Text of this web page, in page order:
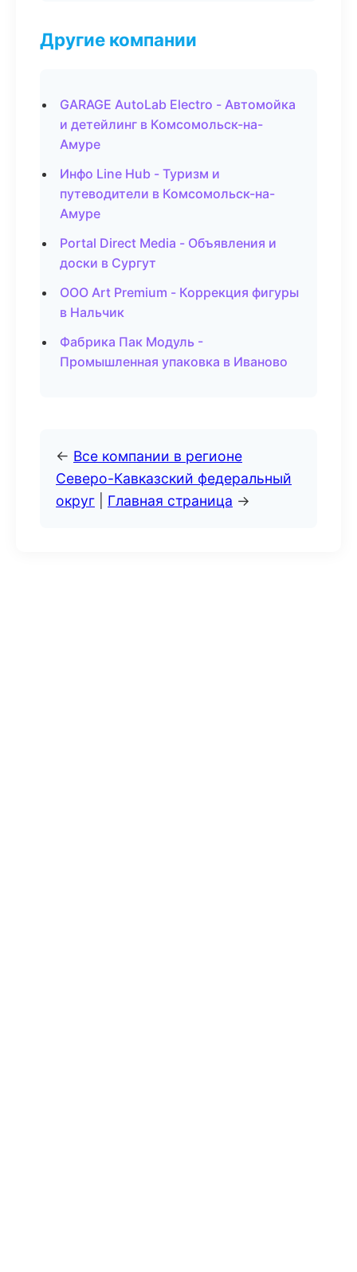
Другие компании
GARAGE AutoLab Electro - Автомойка
и детейлинг в Комсомольск-на-
Амуре
Инфо Line Hub - Туризм и
путеводители в Комсомольск-на-
Амуре
Portal Direct Media - Объявления и
доски в Сургут
ООО Art Premium - Коррекция фигуры
в Нальчик
Фабрика Пак Модуль -
Промышленная упаковка в Иваново
← Все компании в регионе
Северо-Кавказский федеральный
округ
Главная страница →